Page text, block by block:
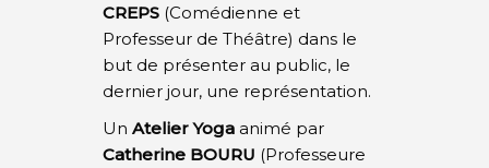
CREPS (Comédienne et
Professeur de Théâtre) dans le
but de présenter au public, le
dernier jour, une représentation.
Un Atelier Yoga animé par
Catherine BOURU (Professeure